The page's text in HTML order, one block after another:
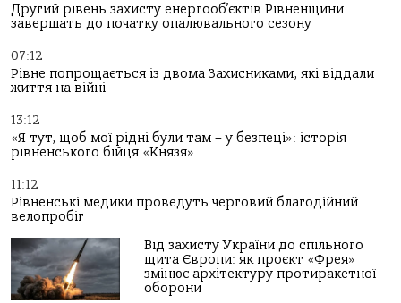
Другий рівень захисту енергооб’єктів Рівненщини
завершать до початку опалювального сезону
07:12
Рівне попрощається із двома Захисниками, які віддали
життя на війні
13:12
«Я тут, щоб мої рідні були там – у безпеці»: історія
рівненського бійця «Князя»
11:12
Рівненські медики проведуть черговий благодійний
велопробіг
Від захисту України до спільного
щита Європи: як проєкт «Фрея»
змінює архітектуру протиракетної
оборони